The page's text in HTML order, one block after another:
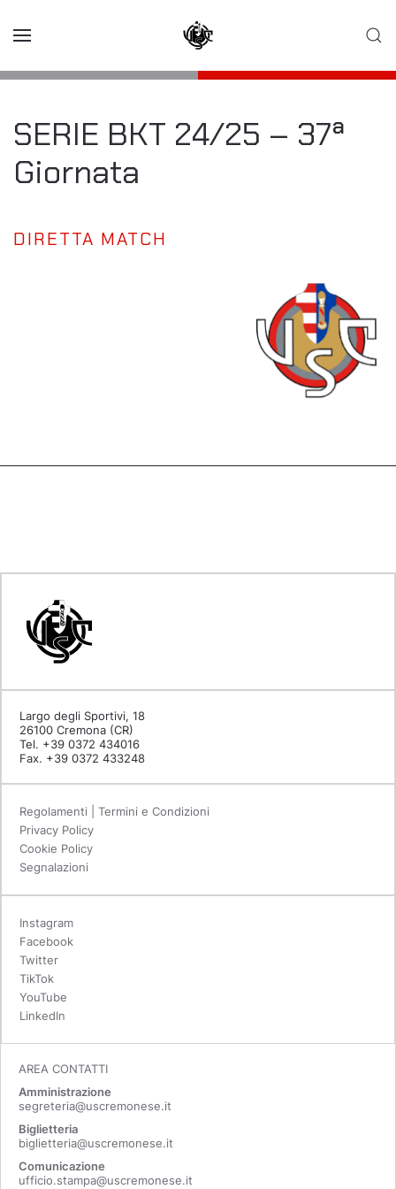
SERIE BKT 24/25 – 37ª
Giornata
DIRETTA MATCH
Largo degli Sportivi, 18
26100 Cremona (CR)
Tel. +39 0372 434016
Fax. +39 0372 433248
Regolamenti | Termini e Condizioni
Privacy Policy
Cookie Policy
Segnalazioni
Instagram
Facebook
Twitter
TikTok
YouTube
LinkedIn
AREA CONTATTI
Amministrazione
segreteria@uscremonese.it
Biglietteria
biglietteria@uscremonese.it
Comunicazione
ufficio.stampa@uscremonese.it